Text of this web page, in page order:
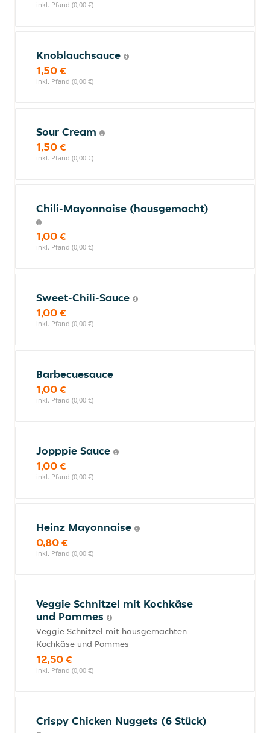
inkl. Pfand (0,00 €)
Knoblauchsauce
1,50 €
inkl. Pfand (0,00 €)
Sour Cream
1,50 €
inkl. Pfand (0,00 €)
Chili-Mayonnaise (hausgemacht)
1,00 €
inkl. Pfand (0,00 €)
Sweet-Chili-Sauce
1,00 €
inkl. Pfand (0,00 €)
Barbecuesauce
1,00 €
inkl. Pfand (0,00 €)
Jopppie Sauce
1,00 €
inkl. Pfand (0,00 €)
Heinz Mayonnaise
0,80 €
inkl. Pfand (0,00 €)
Veggie Schnitzel mit Kochkäse
und Pommes
Veggie Schnitzel mit hausgemachten
Kochkäse und Pommes
12,50 €
inkl. Pfand (0,00 €)
Crispy Chicken Nuggets (6 Stück)